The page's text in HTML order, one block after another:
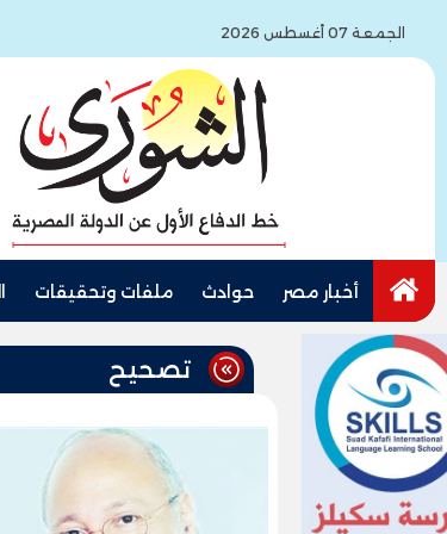
الجمعة 07 أغسطس 2026
أخبار مصر حوادث ملفات وتحقيقات
تصحيح